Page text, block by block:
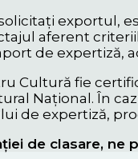
exportul,
aferent
de expertiză,
Cultură fie
Național. În
de expertiză,
de clasare, ne